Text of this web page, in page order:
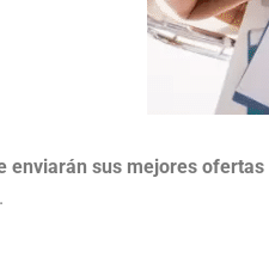
enviarán sus mejores ofertas